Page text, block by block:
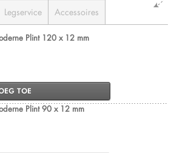
Legservice Accessoires
Plint 120 x 12 mm
TOE
Plint 90 x 12 mm